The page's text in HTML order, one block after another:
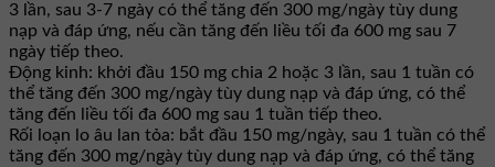
3 lần, sau 3-7 ngày có thể tăng đến 300 mg/ngày tùy dung
nạp và đáp ứng, nếu cần tăng đến liều tối đa 600 mg sau 7
ngày tiếp theo.
Động kinh: khởi đầu 150 mg chia 2 hoặc 3 lần, sau 1 tuần có
thể tăng đến 300 mg/ngày tùy dung nạp và đáp ứng, có thể
tăng đến liều tối đa 600 mg sau 1 tuần tiếp theo.
Rối loạn lo âu lan tỏa: bắt đầu 150 mg/ngày, sau 1 tuần có thể
tăng đến 300 mg/ngày tùy dung nạp và đáp ứng, có thể tăng